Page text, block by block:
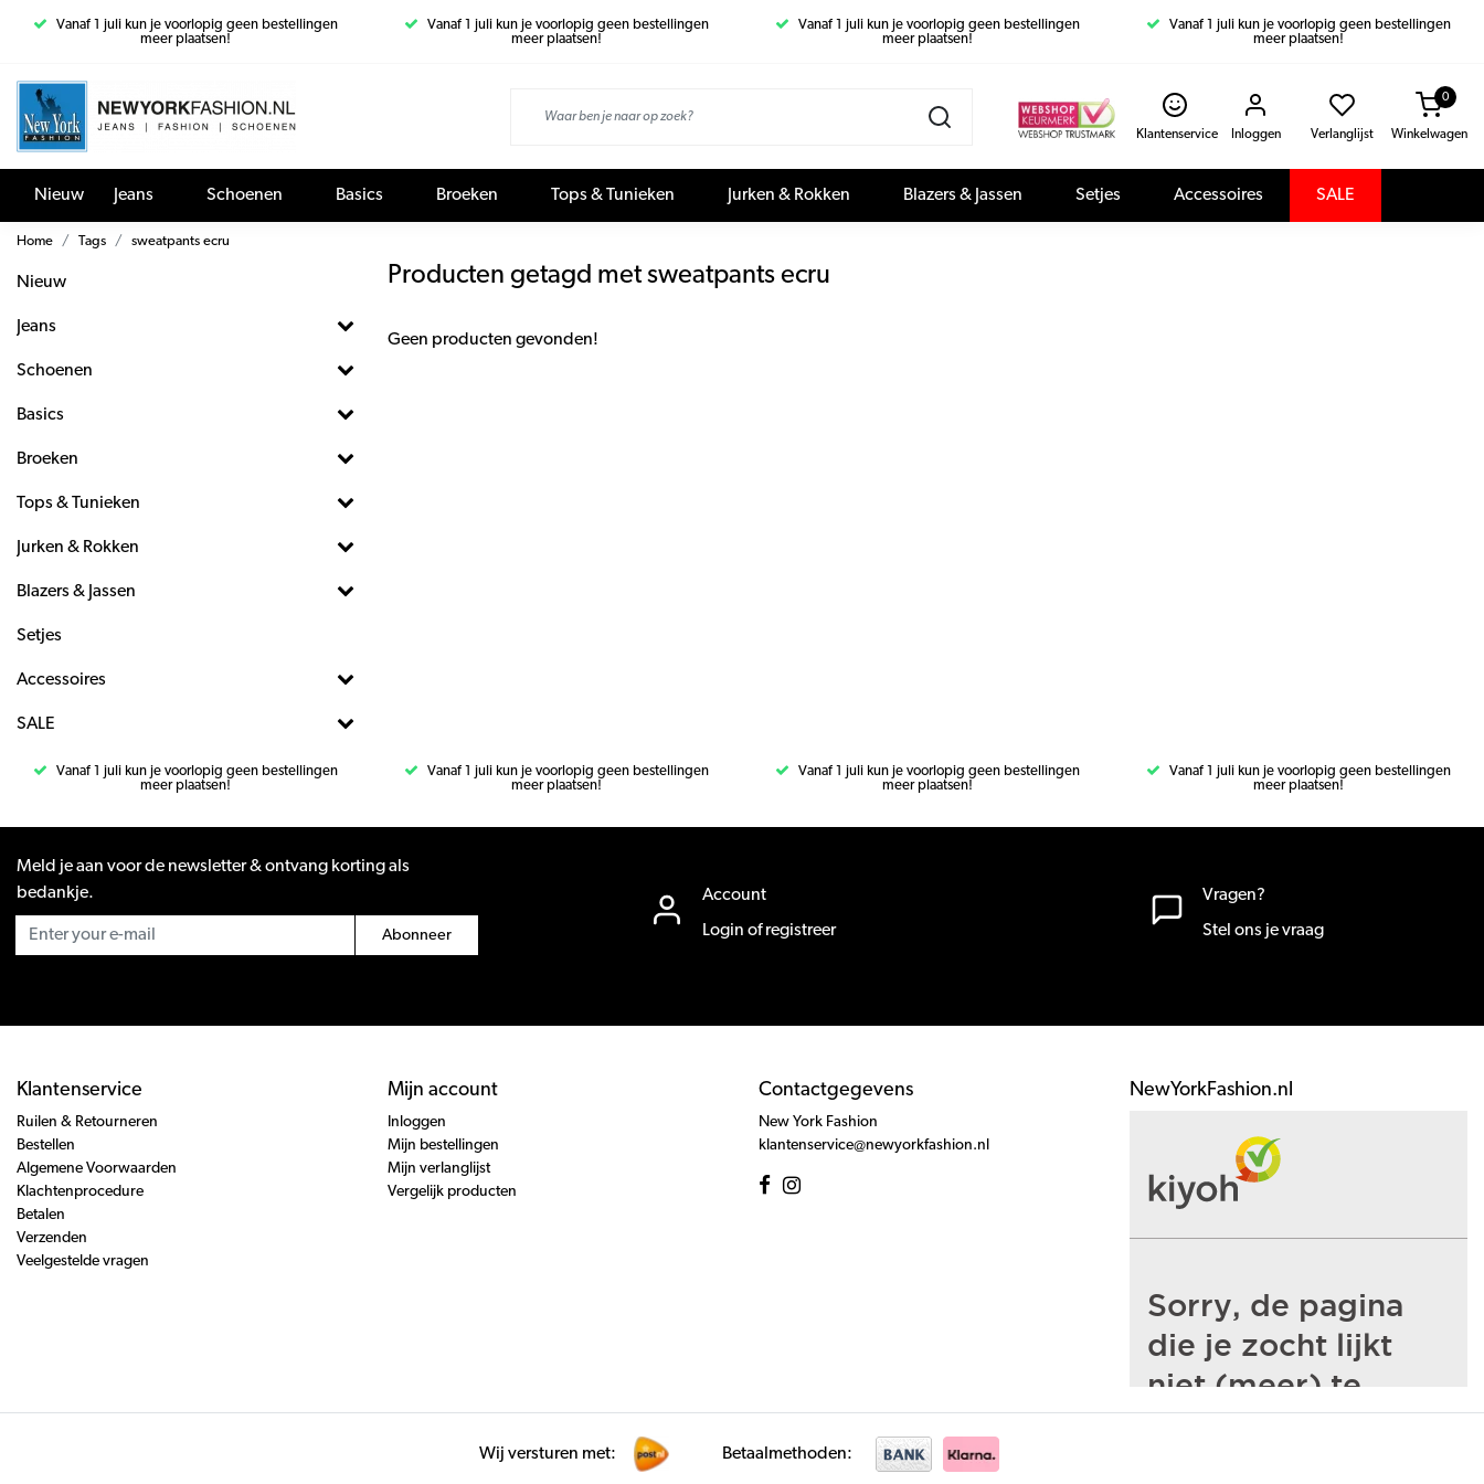
Vanaf 1 juli kun je voorlopig geen bestellingen
meer plaatsen!
Vanaf 1 juli kun je voorlopig geen bestellingen
meer plaatsen!
Vanaf 1 juli kun je voorlopig geen bestellingen
meer plaatsen!
Vanaf 1 juli kun je voorlopig geen bestellingen
meer plaatsen!
Klantenservice Inloggen Verlanglijst Winkelwagen
0
Nieuw Jeans Schoenen Basics Broeken Tops & Tunieken Jurken & Rokken Blazers & Jassen Setjes Accessoires SALE
Home Tags sweatpants ecru
Nieuw
Jeans
Schoenen
Basics
Broeken
Tops & Tunieken
Jurken & Rokken
Blazers & Jassen
Setjes
Accessoires
SALE
Producten getagd met sweatpants ecru
Geen producten gevonden!
Vanaf 1 juli kun je voorlopig geen bestellingen
meer plaatsen!
Vanaf 1 juli kun je voorlopig geen bestellingen
meer plaatsen!
Vanaf 1 juli kun je voorlopig geen bestellingen
meer plaatsen!
Vanaf 1 juli kun je voorlopig geen bestellingen
meer plaatsen!
Meld je aan voor de newsletter & ontvang korting als
bedankje.
Abonneer
Account
Login of registreer
Vragen?
Stel ons je vraag
Klantenservice
Ruilen & Retourneren
Bestellen
Algemene Voorwaarden
Klachtenprocedure
Betalen
Verzenden
Veelgestelde vragen
Mijn account
Inloggen
Mijn bestellingen
Mijn verlanglijst
Vergelijk producten
Contactgegevens
New York Fashion
klantenservice@newyorkfashion.nl
NewYorkFashion.nl
Wij versturen met: Betaalmethoden: